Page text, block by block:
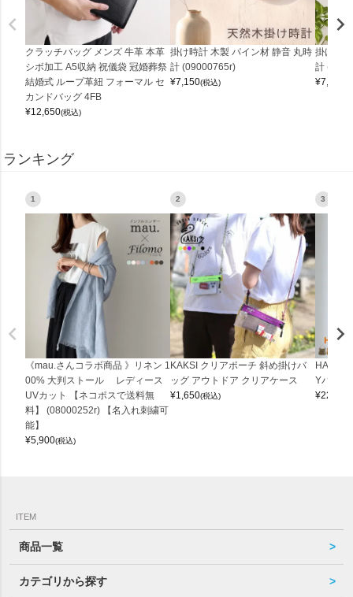
クラッチバッグ メンズ 牛革 本革
シボ加工 A5収納 祝儀袋 冠婚葬祭
結婚式 ループ革紐 フォーマル セ
カンドバッグ 4FB
¥12,650(税込)
掛け時計 木製 パイン材 静音 丸時
計 (09000765r)
¥7,150(税込)
掛け時
計
¥7,150
ランキング
1
《mau.さんコラボ商品 》リネン 1
00% 大判ストール レディース
UVカット 【ネコポスで送料無
料】 (08000252r) 【名入れ刺繍可
能】
¥5,900(税込)
2
KAKSI クリアポーチ 斜め掛けバ
ッグ アウトドア クリアケース
¥1,650(税込)
3
Yバッグ
¥22,000
ITEM
商品一覧
カテゴリから探す